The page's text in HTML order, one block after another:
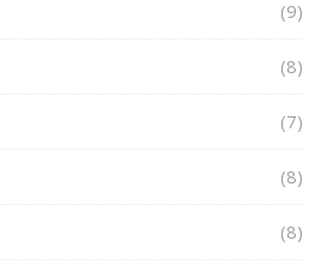
(9)
(8)
(7)
(8)
(8)